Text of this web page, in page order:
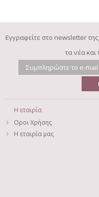
Εγγραφείτε στο newsletter
τα νέα
Η εταιρία
Οροι Χρήσης
Η εταιρία μας